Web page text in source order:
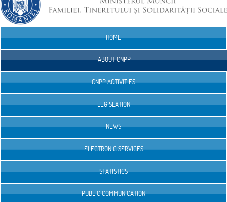
HOME
ABOUT CNPP
CNPP ACTIVITIES
LEGISLATION
NEWS
ELECTRONIC SERVICES
STATISTICS
PUBLIC COMMUNICATION